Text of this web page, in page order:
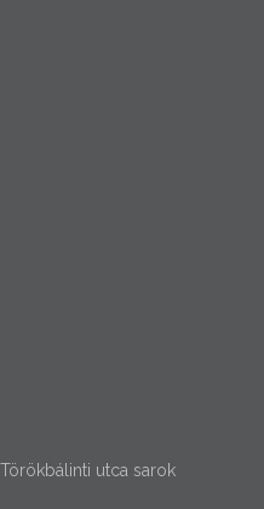
utca sarok